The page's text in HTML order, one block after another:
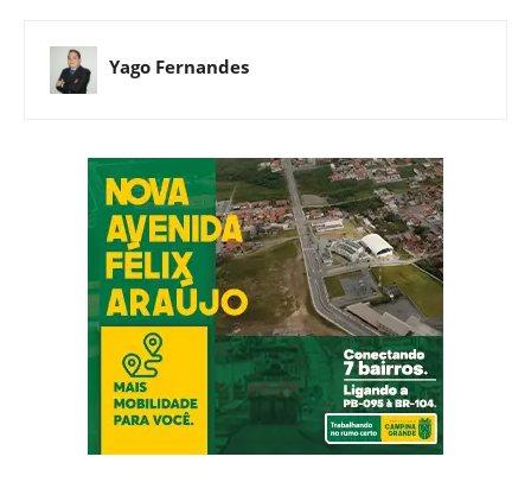
Yago Fernandes